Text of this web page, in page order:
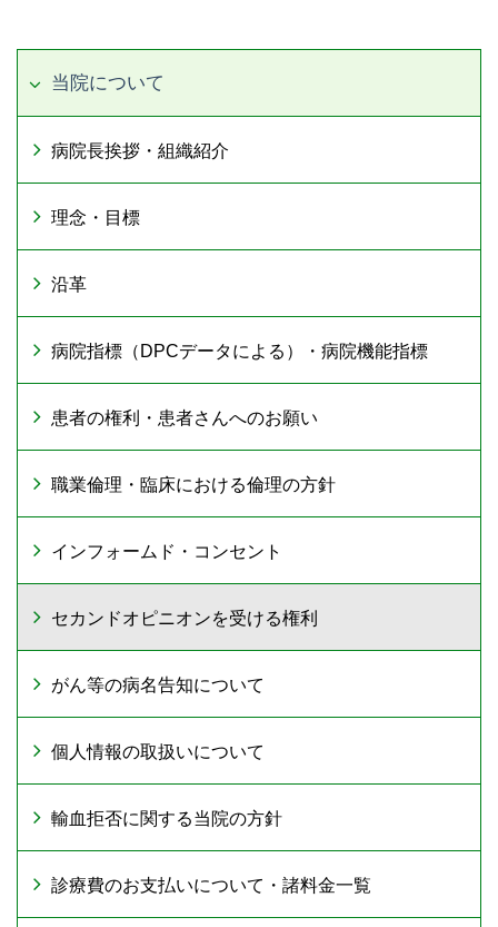
当院について
病院長挨拶・組織紹介
理念・目標
沿革
病院指標（DPCデータによる）・病院機能指標
患者の権利・患者さんへのお願い
職業倫理・臨床における倫理の方針
インフォームド・コンセント
セカンドオピニオンを受ける権利
がん等の病名告知について
個人情報の取扱いについて
輸血拒否に関する当院の方針
診療費のお支払いについて・諸料金一覧